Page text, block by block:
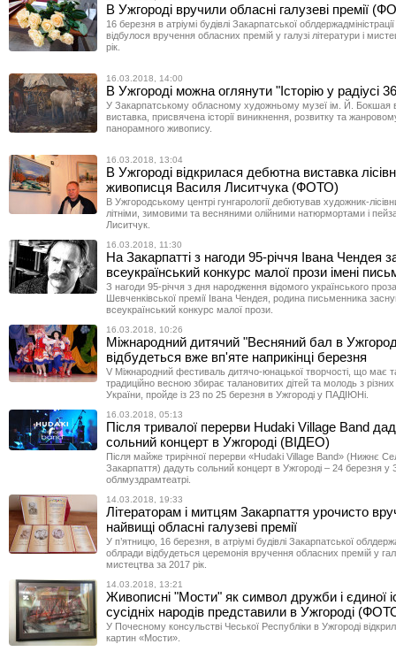
В Ужгороді вручили обласні галузеві премії
16 березня в атріумі будівлі Закарпатської
відбулося вручення обласних премій у галузі літератури і
рік.
16.03.2018, 14:00
В Ужгороді можна оглянути "Історію у радіусі
У Закарпатському обласному художньому музеї ім. Й. Бокшая
виставка, присвячена історії виникнення, розвитку та
панорамного живопису.
16.03.2018, 13:04
В Ужгороді відкрилася дебютна виставка
живописця Василя Лиситчука (ФОТО)
В Ужгородському центрі гунгарології дебютував художник-
літніми, зимовими та весняними олійними натюрмортами і
Лиситчук.
16.03.2018, 11:30
На Закарпатті з нагоди 95-річчя Івана Чендея
всеукраїнський конкурс малої прози імені
З нагоди 95-річчя з дня народження відомого українського
Шевченківської премії Івана Чендея, родина письменника
всеукраїнський конкурс малої прози.
16.03.2018, 10:26
Міжнародний дитячий "Весняний бал в
відбудеться вже вп'яте наприкінці березня
V Міжнародний фестиваль дитячо-юнацької творчості, що має
традиційно весною збирає талановитих дітей та молодь з різних
України, пройде із 23 по 25 березня в Ужгороді у ПАДІЮНі.
16.03.2018, 05:13
Після тривалої перерви Hudaki Village Band
сольний концерт в Ужгороді (ВІДЕО)
Після майже трирічної перерви «Hudaki Village Band» (Нижнє
Закарпаття) дадуть сольний концерт в Ужгороді – 24 березня у
облмуздрамтеатрі.
14.03.2018, 19:33
Літераторам і митцям Закарпаття урочисто
найвищі обласні галузеві премії
У п’ятницю, 16 березня, в атріумі будівлі Закарпатської
облради відбудеться церемонія вручення обласних премій у
мистецтва за 2017 рік.
14.03.2018, 13:21
Живописні "Мости" як символ дружби і єдиної
сусідніх народів представили в Ужгороді
У Почесному консульстві Чеської Республіки в Ужгороді
картин «Мости».